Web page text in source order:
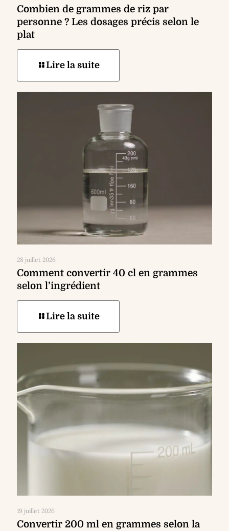
Combien de grammes de riz par
personne ? Les dosages précis selon le
plat
Lire la suite
28 juillet 2026
Comment convertir 40 cl en grammes
selon l’ingrédient
Lire la suite
19 juillet 2026
Convertir 200 ml en grammes selon la